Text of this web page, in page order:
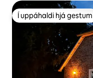
Í uppáhaldi hjá gestum
Í uppáhaldi hjá gestum